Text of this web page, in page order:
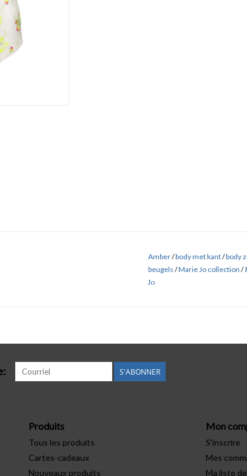
Amber/body met kant/body
beugels /Marie Jo collection /
Jo
S'ABONNER
Produits
Tous les produits
Cartes-cadeaux
Nouveaux produits
Mon
S'inscrire
Mes
Ma liste